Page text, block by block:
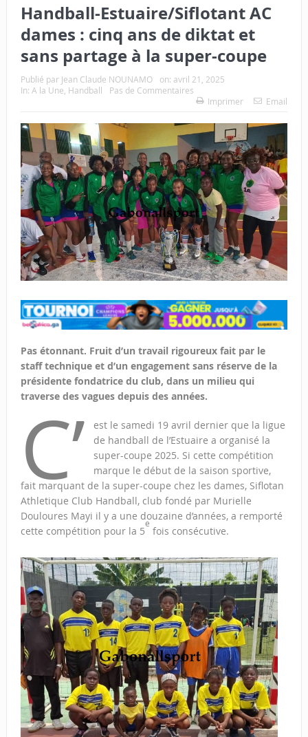
Handball-Estuaire/Siflotant AC
dames : cinq ans de diktat et
sans partage à la super-coupe
Publié par Jean Claude NOUNAMO on: avril 21, 2025
In: A la Une Handball
Pas de Commentaires
Imprimer
Email
Pas étonnant. Fruit d’un travail rigoureux fait par le
staff technique et d’un engagement sans réserve de la
présidente fondatrice du club, dans un milieu qui
traverse des vagues depuis des années.
C’
est le samedi 19 avril dernier que la ligue
de handball de l’Estuaire a organisé la
super-coupe 2025. Si cette compétition
marque le début de la saison sportive,
fait marquant de la super-coupe chez les dames, Siflotan
Athletique Club Handball, club fondé par Murielle
Douloures Mayi il y a une douzaine d’années, a remporté
cette compétition pour la 5
e
fois consécutive.